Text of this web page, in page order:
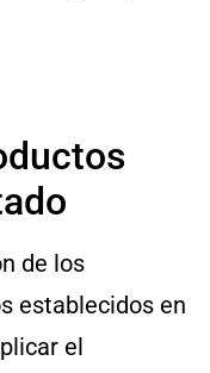
de los
establecidos en
el